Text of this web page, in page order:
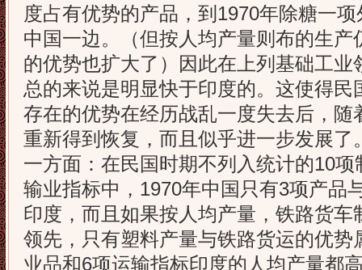
度占有优势的产品，到1970年除糖一
中国一边。（但按人均产量则布的生
的优势也扩大了）因此在上列基础工
总的来说是明显快于印度的。这使得
存在的优势在经历战乱一度失去后，随
重新得到恢复，而且似乎进一步发展了
一方面：在民国时期不列入统计的10
输业指标中，1970年中国只有3项产品
印度，而且如果按人均产量，铁路货
领先，只有塑料产量与铁路货运的优势
业品和6项运输指标印度的人均产量都